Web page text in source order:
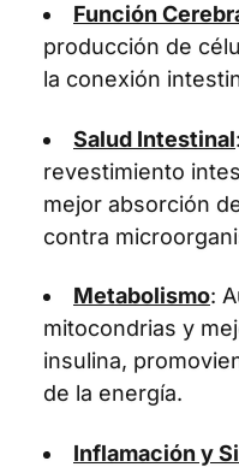
Función
producción de
la conexión
Salud Intestinal
revestimiento
mejor absorción
contra
Metabolismo:
mitocondrias y
insulina,
de la energía.
Inflamación y